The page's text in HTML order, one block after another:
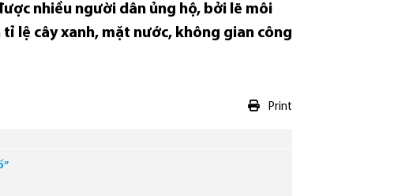
nhiều người dân ủng hộ, bởi lẽ môi
lệ cây xanh, mặt nước, không gian công
Print